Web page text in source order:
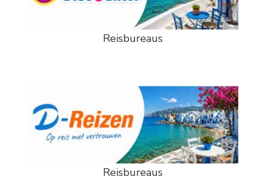
Reisbureaus
Reisbureaus